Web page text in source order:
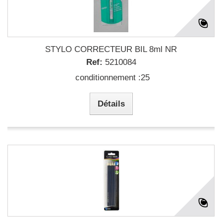
STYLO CORRECTEUR BIL 8ml NR
Ref: 5210084
conditionnement :25
Détails